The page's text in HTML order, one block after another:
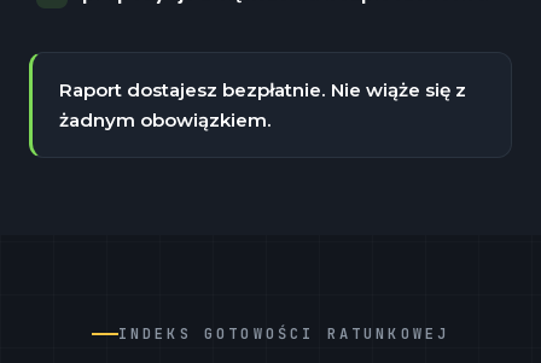
Raport dostajesz bezpłatnie. Nie wiąże się z
żadnym obowiązkiem.
INDEKS GOTOWOŚCI RATUNKOWEJ